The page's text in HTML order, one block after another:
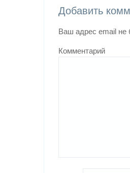
Добавить
Ваш адрес email не
Комментарий